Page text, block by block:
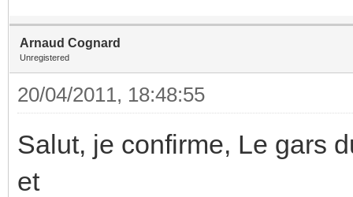
Arnaud Cognard
Unregistered
20/04/2011, 18:48:55
Salut, je confirme, Le gars
et